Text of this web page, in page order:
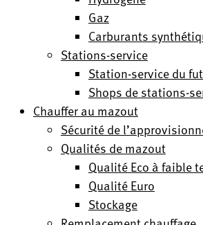
Gaz
Carburants
Stations-service
Station-service du
Shops de stations-
Chauffer au mazout
Sécurité de
Qualités de mazout
Qualité Eco à faible
Qualité Euro
Stockage